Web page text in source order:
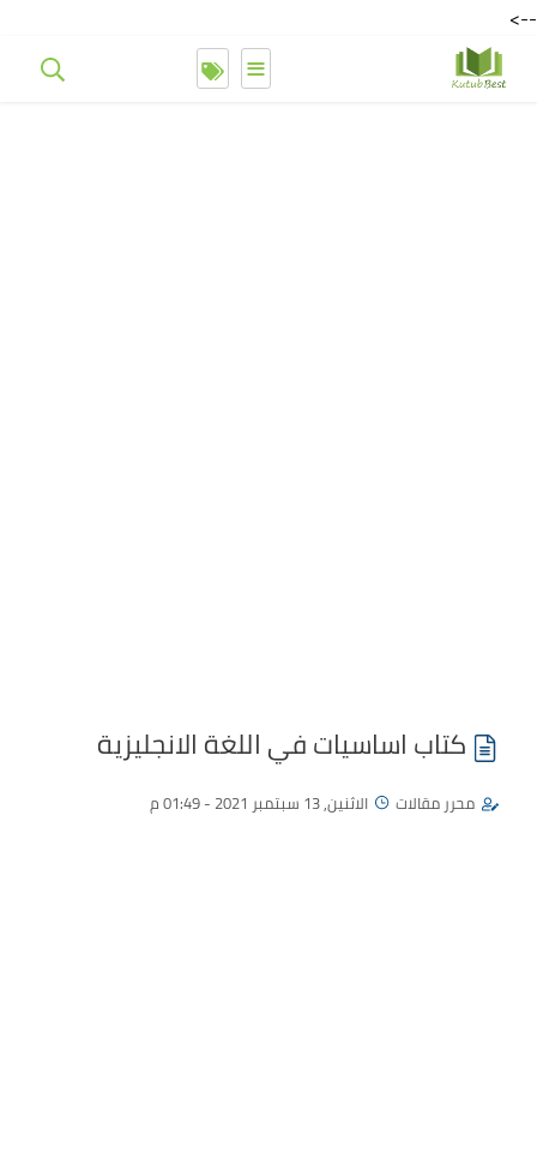
-->
≡
كتاب اساسيات في اللغة الانجليزية
محرر مقالات الاثنين, 13 سبتمبر 2021 - 01:49 م